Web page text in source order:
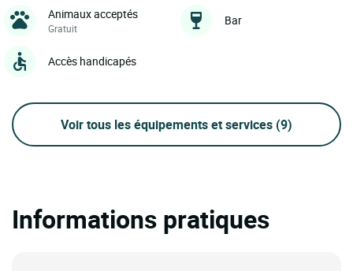
Animaux acceptés
Gratuit
Bar
Accès handicapés
Voir tous les équipements et services (9)
Informations pratiques